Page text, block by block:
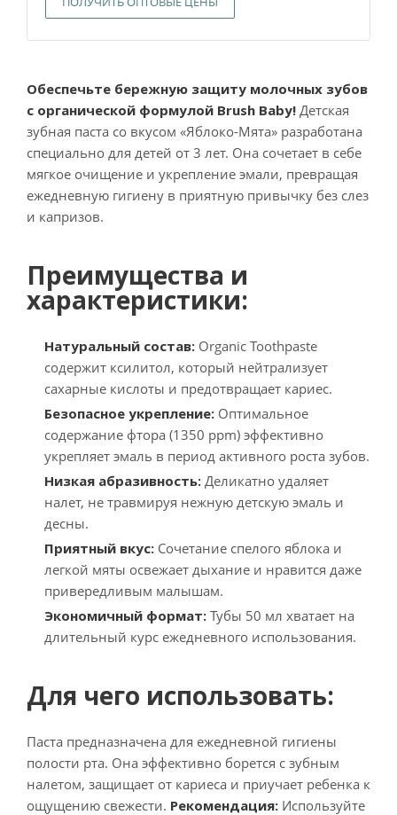
Обеспечьте бережную защиту молочных зубов
с органической формулой Brush Baby! Детская
зубная паста со вкусом «Яблоко-Мята» разработана
специально для детей от 3 лет. Она сочетает в себе
мягкое очищение и укрепление эмали, превращая
ежедневную гигиену в приятную привычку без слез
и капризов.
Преимущества и
характеристики:
Натуральный состав: Organic Toothpaste
содержит ксилитол, который нейтрализует
сахарные кислоты и предотвращает кариес.
Безопасное укрепление: Оптимальное
содержание фтора (1350 ppm) эффективно
укрепляет эмаль в период активного роста зубов.
Низкая абразивность: Деликатно удаляет
налет, не травмируя нежную детскую эмаль и
десны.
Приятный вкус: Сочетание спелого яблока и
легкой мяты освежает дыхание и нравится даже
привередливым малышам.
Экономичный формат: Тубы 50 мл хватает на
длительный курс ежедневного использования.
Для чего использовать:
Паста предназначена для ежедневной гигиены
полости рта. Она эффективно борется с зубным
налетом, защищает от кариеса и приучает ребенка к
ощущению свежести. Рекомендация: Используйте